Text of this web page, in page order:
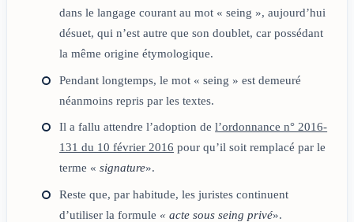
dans le langage courant au mot « seing », aujourd’hui
désuet, qui n’est autre que son doublet, car possédant
la même origine étymologique.
Pendant longtemps, le mot « seing » est demeuré
néanmoins repris par les textes.
Il a fallu attendre l’adoption del’ordonnance n° 2016-
131 du 10 février 2016 pour qu’il soit remplacé par le
terme «signature».
Reste que, par habitude, les juristes continuent
d’utiliser la formule « acte sous seing privé».